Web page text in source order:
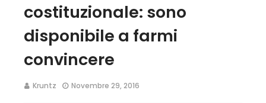
costituzionale: sono
disponibile a farmi
convincere
Kruntz Novembre 29, 2016